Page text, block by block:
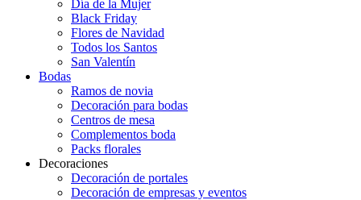
Día de la Mujer
Black Friday
Flores de Navidad
Todos los Santos
San Valentín
Bodas
Ramos de novia
Decoración para bodas
Centros de mesa
Complementos boda
Packs florales
Decoraciones
Decoración de portales
Decoración de empresas y eventos